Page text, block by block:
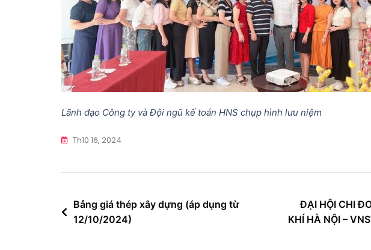
Lãnh đạo Công ty và Đội ngũ kế toán HNS chụp hình lưu niệm
Th10 16, 2024
Điều
hướng
Bảng giá thép xây dựng (áp dụng từ
12/10/2024)
ĐẠI HỘI CHI
KHÍ HÀ NỘI –